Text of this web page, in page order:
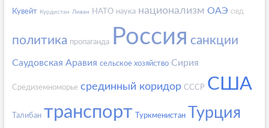
Кувейт Курдистан Ливан НАТО наука национализм ОАЭ ОВД
политика пропаганда Россия санкции
Саудовская Аравия сельское хозяйство Сирия
Средиземноморье срединный коридор СССР США
Талибан транспорт Туркменистан Турция